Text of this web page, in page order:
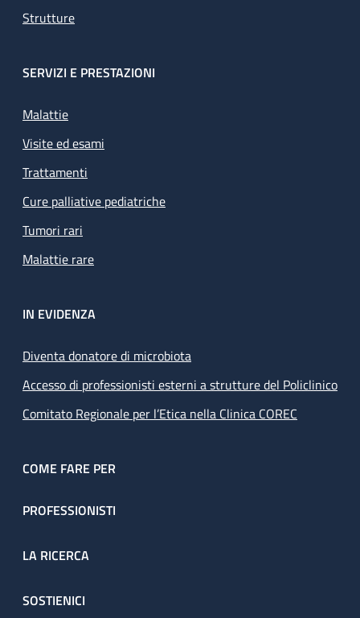
Strutture
SERVIZI E PRESTAZIONI
Malattie
Visite ed esami
Trattamenti
Cure palliative pediatriche
Tumori rari
Malattie rare
IN EVIDENZA
Diventa donatore di microbiota
Accesso di professionisti esterni a strutture del Policlinico
Comitato Regionale per l’Etica nella Clinica COREC
COME FARE PER
PROFESSIONISTI
LA RICERCA
SOSTIENICI